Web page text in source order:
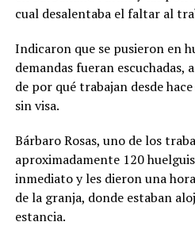
cual desalentaba el faltar al
Indicaron que se pusieron en
demandas fueran escuchadas,
de por qué trabajan desde
sin visa.
Bárbaro Rosas, uno de los
aproximadamente 120
inmediato y les dieron una
de la granja, donde estaban
estancia.